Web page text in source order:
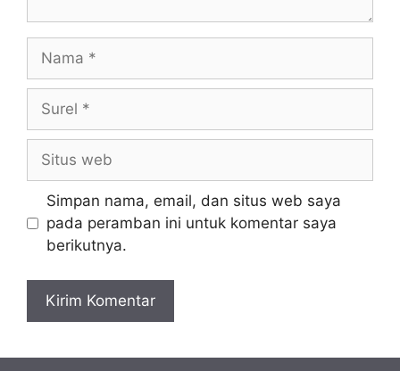
Nama
Surel
Situs
web
Simpan nama, email, dan situs web saya
pada peramban ini untuk komentar saya
berikutnya.